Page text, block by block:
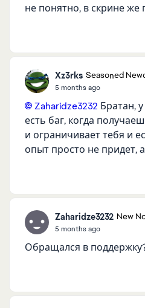
не понятно, в скрине же
Xz3rks Seasoned
5 months ago
Zaharidze3232​ Братан,
есть баг, когда
и ограничивает тебя и
опыт просто не придет,
Zaharidze3232 New
5 months ago
Обращался в